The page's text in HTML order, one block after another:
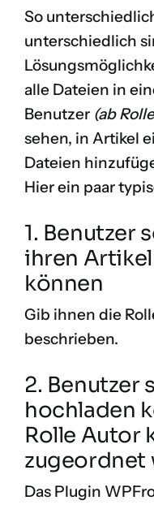
So
unterschiedlich
alle Dateien in
Benutzer (ab
sehen, in Artikel
Dateien
Hier ein paar
1. Benutzer
ihren
können
Gib ihnen die
beschrieben.
2. Benutzer
hochladen
Rolle Autor
zugeordnet
Das Plugin